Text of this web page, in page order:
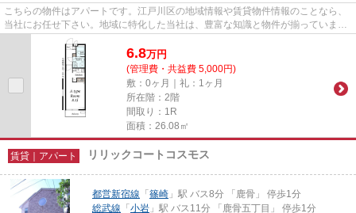
こちらの物件はアパートです。江戸川区の地域情報や賃貸物件情報のことなら、
当社にお任せ下さい。地域に特化した当社は、豊富な知識と物件が揃っていま
す。お客様のご希望に適した情...
6.8万円
(管理費・共益費 5,000円)
敷：0ヶ月｜礼：1ヶ月
所在階：2階
間取り：1R
面積：26.08㎡
賃貸｜アパート リリックコートコスモス
都営新宿線 「 篠崎 」駅 バス8分 「鹿骨」 停歩1分
総武線 「 小岩 」駅 バス11分 「鹿骨五丁目」 停歩1分